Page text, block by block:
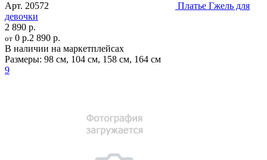
Арт. 20572
Платье Гжель для
девочки
2 890 р.
от 0 р.2 890 р.
В наличии на маркетплейсах
Размеры: 98 см, 104 см, 158 см, 164 см
9